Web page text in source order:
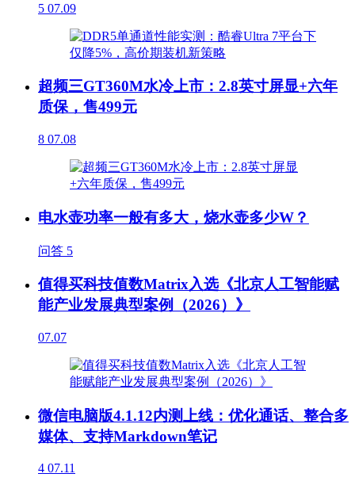
5 07.09
超频三GT360M水冷上市：2.8英寸屏显+六年
质保，售499元
8 07.08
电水壶功率一般有多大，烧水壶多少W？
问答 5
值得买科技值数Matrix入选《北京人工智能赋
能产业发展典型案例（2026）》
07.07
微信电脑版4.1.12内测上线：优化通话、整合多
媒体、支持Markdown笔记
4 07.11